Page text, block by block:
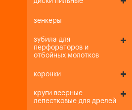
зенкеры
зубила для
перфораторов и
отбойных молотков
коронки
круги веерные
лепестковые для дрелей